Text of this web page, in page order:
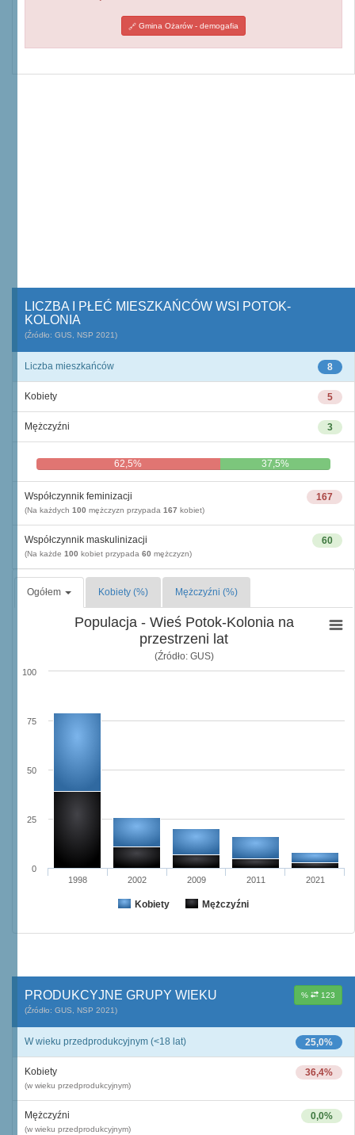
Gmina Ożarów - demogafia
LICZBA I PŁEĆ MIESZKAŃCÓW WSI POTOK-
KOLONIA
(Źródło: GUS, NSP 2021)
8
Liczba mieszkańców
5
Kobiety
3
Mężczyźni
62,5% 37,5%
167
Współczynnik feminizacji
(Na każdych 100 mężczyzn przypada 167 kobiet)
60
Współczynnik maskulinizacji
(Na każde 100 kobiet przypada 60 mężczyzn)
Ogółem Kobiety (%) Mężczyźni (%)
Populacja - Wieś Potok-Kolonia na
przestrzeni lat
(Źródło: GUS)
Kobiety Mężczyźni
1998 2002 2009 2011 2021
0
25
50
75
100
% 123
PRODUKCYJNE GRUPY WIEKU
(Źródło: GUS, NSP 2021)
25,0%
W wieku przedprodukcyjnym (<18 lat)
36,4%
Kobiety
(w wieku przedprodukcyjnym)
0,0%
Mężczyźni
(w wieku przedprodukcyjnym)